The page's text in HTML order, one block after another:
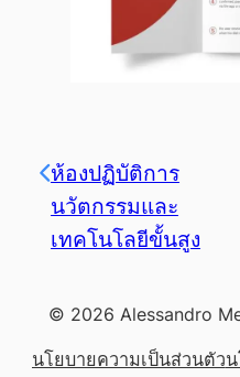
ห้องปฏิบัติการ
นวัตกรรมและ
เทคโนโลยีขั้นสูง
© 2026 Alessandro
นโยบายความเป็นส่วนตัว